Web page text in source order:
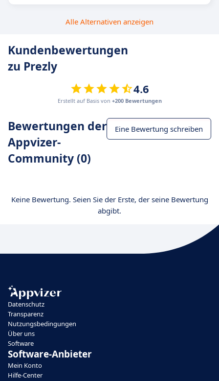
Alle Alternativen anzeigen
Kundenbewertungen
zu Prezly
4.6
Erstellt auf Basis von +200 Bewertungen
Bewertungen der
Appvizer-
Community (0)
Eine Bewertung schreiben
Keine Bewertung. Seien Sie der Erste, der seine Bewertung
abgibt.
Datenschutz
Transparenz
Nutzungsbedingungen
Über uns
Software
Software-Anbieter
Mein Konto
Hilfe-Center